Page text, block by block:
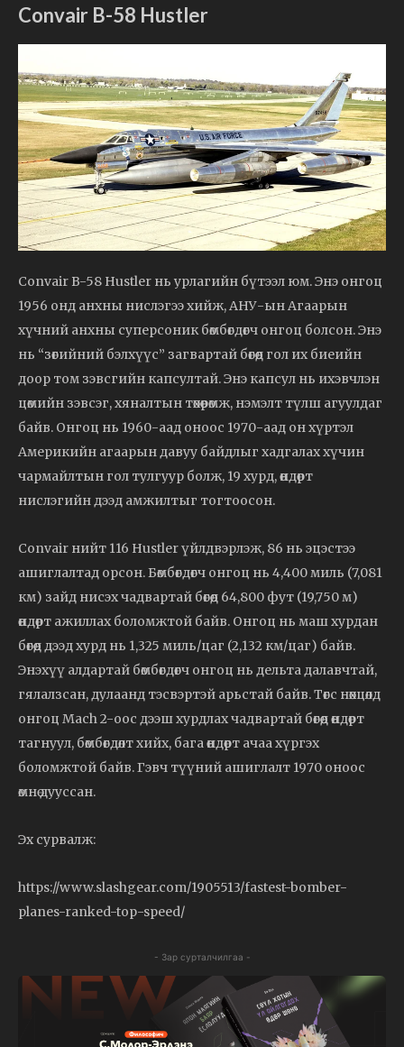
Convair B-58 Hustler
Convair B-58 Hustler нь урлагийн бүтээл юм. Энэ онгоц
1956 онд анхны нислэгээ хийж, АНУ-ын Агаарын
хүчний анхны суперсоник бөмбөгдөгч онгоц болсон. Энэ
нь “зөгийний бэлхүүс” загвартай бөгөөд гол их биеийн
доор том зэвсгийн капсултай. Энэ капсул нь ихэвчлэн
цөмийн зэвсэг, хяналтын төхөөрөмж, нэмэлт түлш агуулдаг
байв. Онгоц нь 1960-аад оноос 1970-аад он хүртэл
Америкийн агаарын давуу байдлыг хадгалах хүчин
чармайлтын гол тулгуур болж, 19 хурд, өндөрт
нислэгийн дээд амжилтыг тогтоосон.
Convair нийт 116 Hustler үйлдвэрлэж, 86 нь эцэстээ
ашиглалтад орсон. Бөмбөгдөгч онгоц нь 4,400 миль (7,081
км) зайд нисэх чадвартай бөгөөд 64,800 фут (19,750 м)
өндөрт ажиллах боломжтой байв. Онгоц нь маш хурдан
бөгөөд дээд хурд нь 1,325 миль/цаг (2,132 км/цаг) байв.
Энэхүү алдартай бөмбөгдөгч онгоц нь дельта далавчтай,
гялалзсан, дулаанд тэсвэртэй арьстай байв. Төгс нөхцөлд
онгоц Mach 2-оос дээш хурдлах чадвартай бөгөөд өндөрт
тагнуул, бөмбөгдөлт хийх, бага өндөрт ачаа хүргэх
боломжтой байв. Гэвч түүний ашиглалт 1970 оноос
өмнө дууссан.
Эх сурвалж:
https://www.slashgear.com/1905513/fastest-bomber-
planes-ranked-top-speed/
- Зар сурталчилгаа -